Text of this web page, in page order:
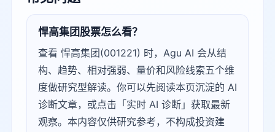
悍高集团股票怎么看？
查看 悍高集团(001221) 时，Agu AI 会从结
构、趋势、相对强弱、量价和风险线索五个维
度做研究型解读。你可以先阅读本页沉淀的 AI
诊断文章，或点击「实时 AI 诊断」获取最新
观察。本内容仅供研究参考，不构成投资建